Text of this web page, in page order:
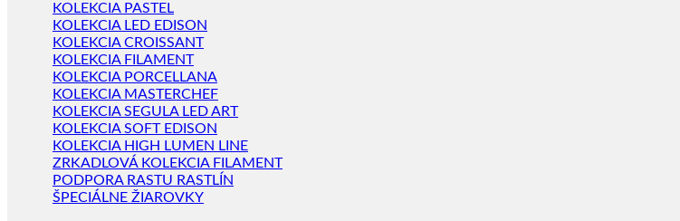
KOLEKCIA PASTEL
KOLEKCIA LED EDISON
KOLEKCIA CROISSANT
KOLEKCIA FILAMENT
KOLEKCIA PORCELLANA
KOLEKCIA MASTERCHEF
KOLEKCIA SEGULA LED ART
KOLEKCIA SOFT EDISON
KOLEKCIA HIGH LUMEN LINE
ZRKADLOVÁ KOLEKCIA FILAMENT
PODPORA RASTU RASTLÍN
ŠPECIÁLNE ŽIAROVKY